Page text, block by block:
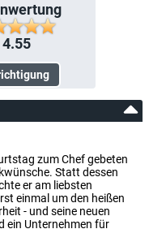
4.55
zum Chef gebeten
Statt dessen
er am liebsten
einmal um den heißen
- und seine neuen
ein Unternehmen für